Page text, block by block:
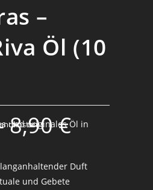
–
Öl (10
8,90€
und originales Öl in
Duft
und Gebete